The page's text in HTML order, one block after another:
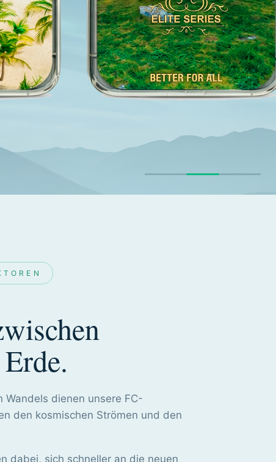
Wandels dienen unsere FC-
den kosmischen Strömen und den
dabei, sich schneller an die neuen